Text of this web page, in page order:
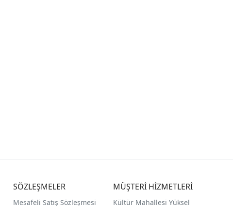
SÖZLEŞMELER
Mesafeli Satış Sözleşmesi
MÜŞTERİ HİZMETLERİ
Kültür Mahallesi Yüksel